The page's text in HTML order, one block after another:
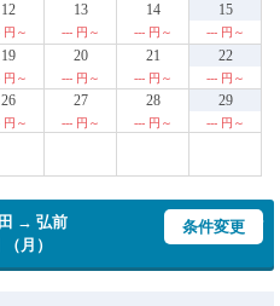
12
円～
13
--- 円～
14
--- 円～
15
--- 円～
19
円～
20
--- 円～
21
--- 円～
22
--- 円～
26
円～
27
--- 円～
28
--- 円～
29
--- 円～
→ 弘前
月）
条件変更